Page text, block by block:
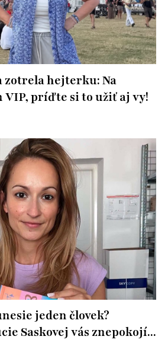
zotrela hejterku: Na
VIP, príďte si to užiť aj vy!
jeden človek?
Saskovej vás znepokojí...